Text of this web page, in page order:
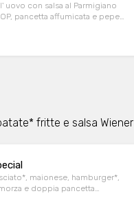
uovo con salsa al Parmigiano
pancetta affumicata e pepe
fritte e salsa Wiener
maionese, hamburger*,
e doppia pancetta